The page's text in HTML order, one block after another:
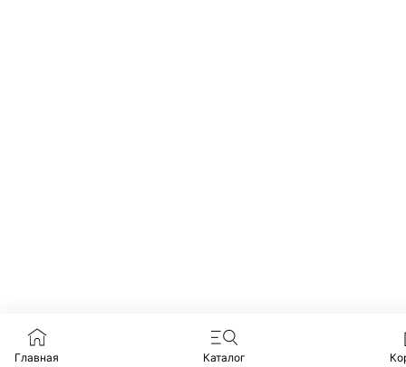
Главная Каталог